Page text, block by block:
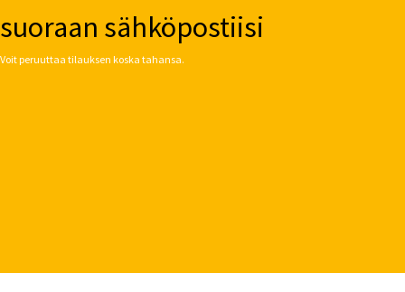
suoraan sähköpostiisi
Voit peruuttaa tilauksen koska tahansa.